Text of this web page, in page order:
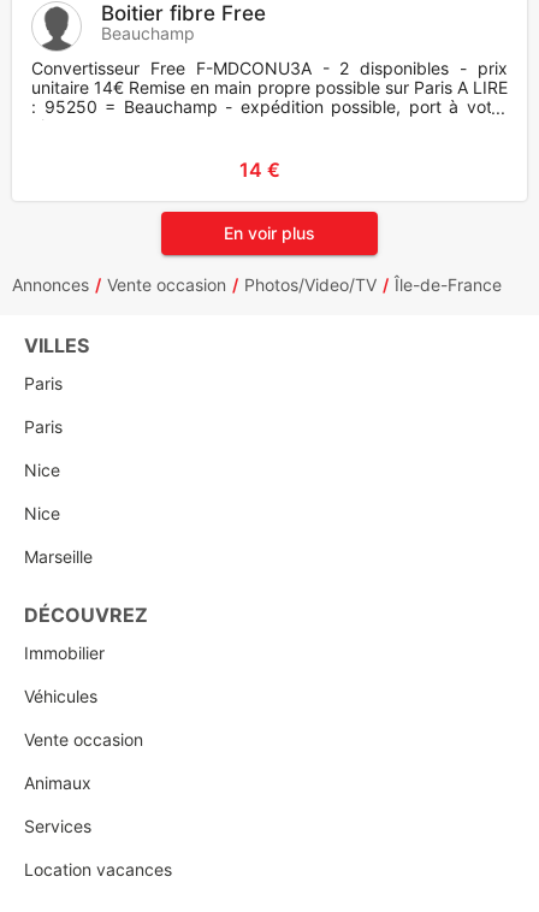
Boitier fibre Free
Beauchamp
Convertisseur Free F-MDCONU3A - 2 disponibles - prix
unitaire 14€ Remise en main propre possible sur Paris A LIRE
: 95250 = Beauchamp - expédition possible, port à votre
charge -
14 €
En voir plus
Annonces Vente occasion Photos/Video/TV Île-de-France
VILLES
Paris
Paris
Nice
Nice
Marseille
DÉCOUVREZ
Immobilier
Véhicules
Vente occasion
Animaux
Services
Location vacances